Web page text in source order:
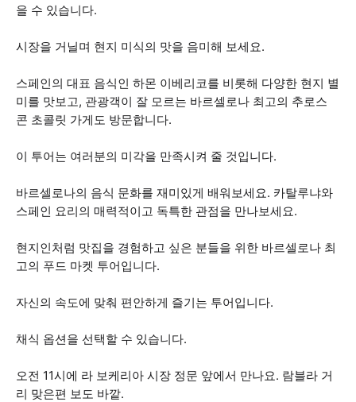
을 수 있습니다.
시장을 거닐며 현지 미식의 맛을 음미해 보세요.
스페인의 대표 음식인 하몬 이베리코를 비롯해 다양한 현지 별
미를 맛보고, 관광객이 잘 모르는 바르셀로나 최고의 추로스
콘 초콜릿 가게도 방문합니다.
이 투어는 여러분의 미각을 만족시켜 줄 것입니다.
바르셀로나의 음식 문화를 재미있게 배워보세요. 카탈루냐와
스페인 요리의 매력적이고 독특한 관점을 만나보세요.
현지인처럼 맛집을 경험하고 싶은 분들을 위한 바르셀로나 최
고의 푸드 마켓 투어입니다.
자신의 속도에 맞춰 편안하게 즐기는 투어입니다.
채식 옵션을 선택할 수 있습니다.
오전 11시에 라 보케리아 시장 정문 앞에서 만나요. 람블라 거
리 맞은편 보도 바깥.